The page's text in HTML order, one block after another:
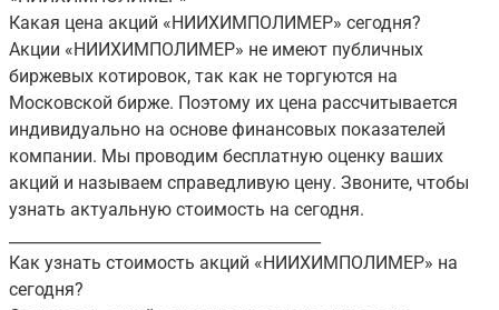
Какая цена акций «НИИХИМПОЛИМЕР» сегодня?
Акции «НИИХИМПОЛИМЕР» не имеют публичных
биржевых котировок, так как не торгуются на
Московской бирже. Поэтому их цена рассчитывается
индивидуально на основе финансовых показателей
компании. Мы проводим бесплатную оценку ваших
акций и называем справедливую цену. Звоните, чтобы
узнать актуальную стоимость на сегодня.
Как узнать стоимость акций «НИИХИМПОЛИМЕР» на
сегодня?